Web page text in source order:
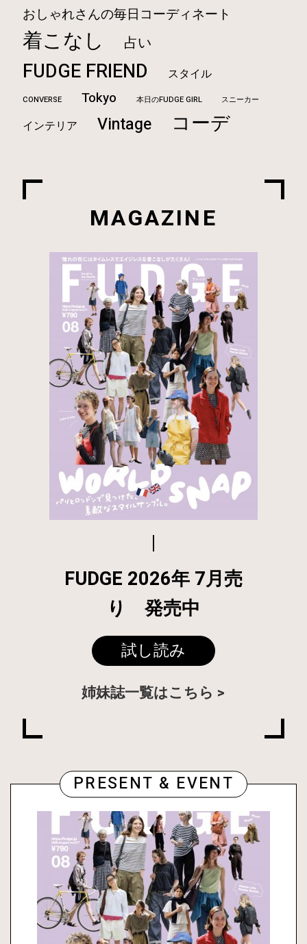
おしゃれさんの毎日コーディネート
着こなし 占い
FUDGE FRIEND スタイル
CONVERSE Tokyo 本日のFUDGE GIRL スニーカー
インテリア Vintage コーデ
MAGAZINE
FUDGE 2026年 7月売
り 発売中
試し読み
姉妹誌一覧はこちら
PRESENT & EVENT